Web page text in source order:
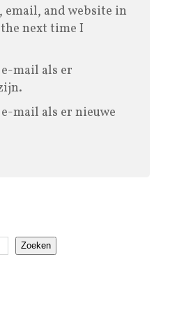
email, and website in
next time I
mail als er
mail als er nieuwe
Zoeken